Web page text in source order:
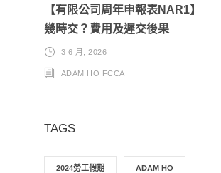
【有限公司周年申報表NAR1】
幾時交？費用及遲交後果
3 6 月, 2026
ADAM HO FCCA
TAGS
2024勞工假期 ADAM HO